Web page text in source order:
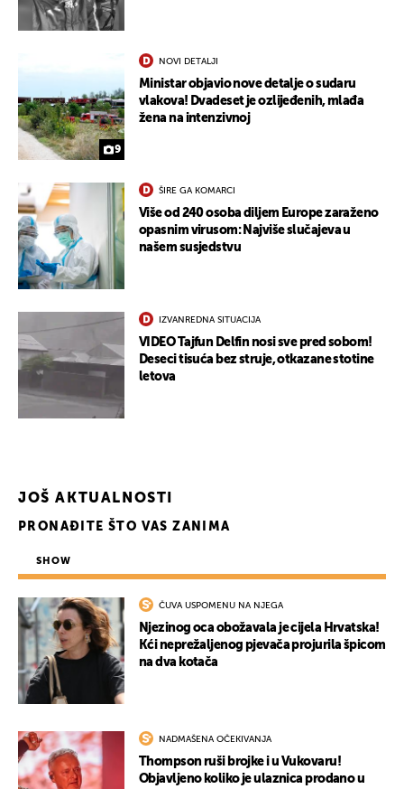
9
NOVI DETALJI
Ministar objavio nove detalje o sudaru
vlakova! Dvadeset je ozlijeđenih, mlađa
žena na intenzivnoj
ŠIRE GA KOMARCI
Više od 240 osoba diljem Europe zaraženo
opasnim virusom: Najviše slučajeva u
našem susjedstvu
IZVANREDNA SITUACIJA
VIDEO Tajfun Delfin nosi sve pred sobom!
Deseci tisuća bez struje, otkazane stotine
letova
JOŠ AKTUALNOSTI
PRONAĐITE ŠTO VAS ZANIMA
SHOW
ČUVA USPOMENU NA NJEGA
Njezinog oca obožavala je cijela Hrvatska!
Kći neprežaljenog pjevača projurila špicom
na dva kotača
NADMAŠENA OČEKIVANJA
Thompson ruši brojke i u Vukovaru!
Objavljeno koliko je ulaznica prodano u